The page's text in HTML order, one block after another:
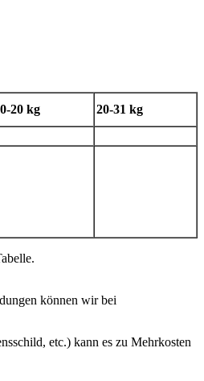
20 kg
20-31 kg
können wir bei
etc.) kann es zu Mehrkosten